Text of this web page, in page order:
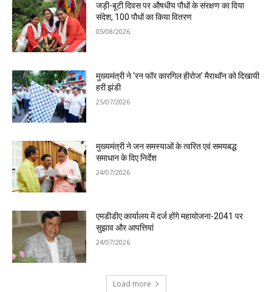
जड़ी-बूटी दिवस पर औषधीय पौधों के संरक्षण का दिया
संदेश, 100 पौधों का किया वितरण
05/08/2026
मुख्यमंत्री ने ‘रन फॉर कारगिल हीरोज’ मैराथॉन को दिखायी
हरी झंडी
25/07/2026
मुख्यमंत्री ने जन समस्याओं के त्वरित एवं समयबद्ध
समाधान के दिए निर्देश
24/07/2026
एमडीडीए कार्यालय में दर्ज होंगे महायोजना-2041 पर
सुझाव और आपत्तियां
24/07/2026
Load more